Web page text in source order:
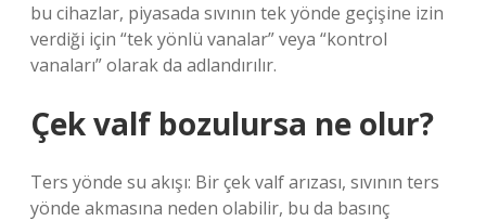
bu cihazlar, piyasada sıvının tek yönde geçişine izin
verdiği için “tek yönlü vanalar” veya “kontrol
vanaları” olarak da adlandırılır.
Çek valf bozulursa ne olur?
Ters yönde su akışı: Bir çek valf arızası, sıvının ters
yönde akmasına neden olabilir, bu da basınç